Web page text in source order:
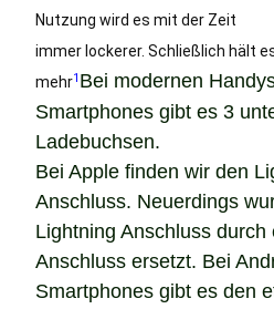
Nutzung wird es mit der Zeit
immer lockerer. Schließlich hält
mehr1 Bei modernen
Smartphones gibt es 3
Ladebuchsen.
Bei Apple finden wir den
Anschluss. Neuerdings
Lightning Anschluss durch
Anschluss ersetzt. Bei
Smartphones gibt es den